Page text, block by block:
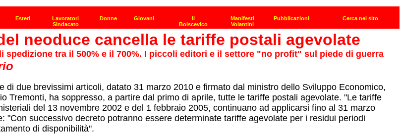
neoduce cancella le tariffe postali agevolate
tra il 500% e il 700%. I piccoli editori e il settore "no profit" sul piede di guerra
due brevissimi articoli, datato 31 marzo 2010 e firmato dal ministro dello Sviluppo Economico,
Tremonti, ha soppresso, a partire dal primo di aprile, tutte le tariffe postali agevolate. "Le tariffe
del 13 novembre 2002 e del 1 febbraio 2005, continuano ad applicarsi fino al 31 marzo
successivo decreto potranno essere determinate tariffe agevolate per i residui periodi
di disponibilità".